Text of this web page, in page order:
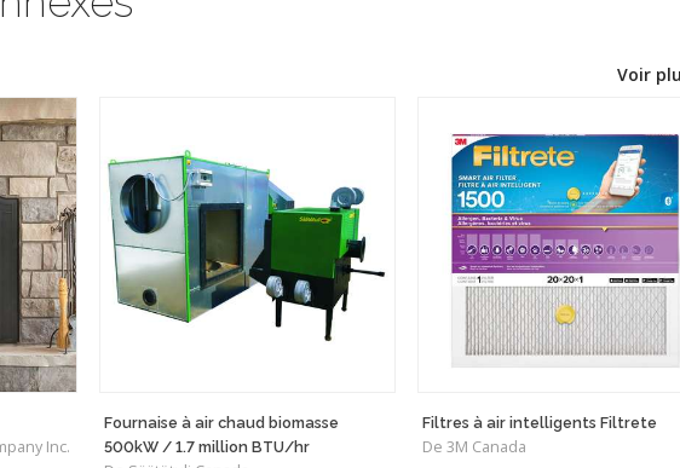
Voir
Inc.
Fournaise à air chaud biomasse
500kW / 1.7 million BTU/hr
Filtres à air intelligents Filtrete
De 3M Canada